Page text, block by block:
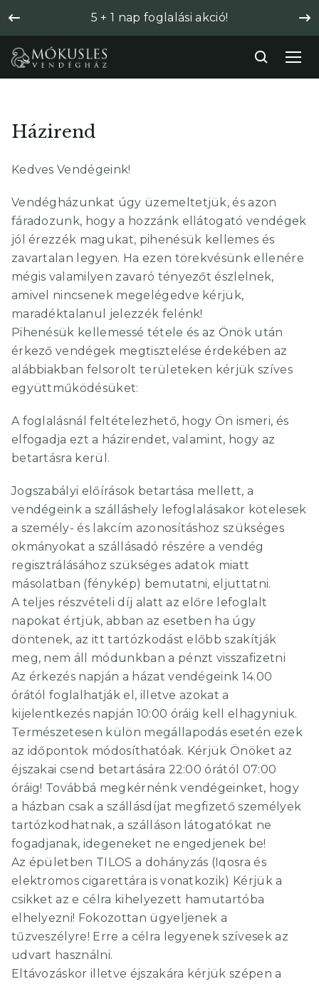
5 + 1 nap foglalási akció!
Házirend
Kedves Vendégeink!
Vendégházunkat úgy üzemeltetjük, és azon
fáradozunk, hogy a hozzánk ellátogató vendégek
jól érezzék magukat, pihenésük kellemes és
zavartalan legyen. Ha ezen törekvésünk ellenére
mégis valamilyen zavaró tényezőt észlelnek,
amivel nincsenek megelégedve kérjük,
maradéktalanul jelezzék felénk!
Pihenésük kellemessé tétele és az Önök után
érkező vendégek megtisztelése érdekében az
alábbiakban felsorolt területeken kérjük szíves
együttműködésüket:
A foglalásnál feltételezhető, hogy Ön ismeri, és
elfogadja ezt a házirendet, valamint, hogy az
betartásra kerül.
Jogszabályi előírások betartása mellett, a
vendégeink a szálláshely lefoglalásakor kötelesek
a személy- és lakcím azonosításhoz szükséges
okmányokat a szállásadó részére a vendég
regisztrálásához szükséges adatok miatt
másolatban (fénykép) bemutatni, eljuttatni.
A teljes részvételi díj alatt az előre lefoglalt
napokat értjük, abban az esetben ha úgy
döntenek, az itt tartózkodást előbb szakítják
meg, nem áll módunkban a pénzt visszafizetni
Az érkezés napján a házat vendégeink 14.00
órától foglalhatják el, illetve azokat a
kijelentkezés napján 10:00 óráig kell elhagyniuk.
Természetesen külön megállapodás esetén ezek
az időpontok módosíthatóak. Kérjük Önöket az
éjszakai csend betartására 22:00 órától 07:00
óráig! Továbbá megkérnénk vendégeinket, hogy
a házban csak a szállásdíjat megfizető személyek
tartózkodhatnak, a szálláson látogatókat ne
fogadjanak, idegeneket ne engedjenek be!
Az épületben TILOS a dohányzás (Iqosra és
elektromos cigarettára is vonatkozik) Kérjük a
csikket az e célra kihelyezett hamutartóba
elhelyezni! Fokozottan ügyeljenek a
tűzveszélyre! Erre a célra legyenek szívesek az
udvart használni.
Eltávozáskor illetve éjszakára kérjük szépen a